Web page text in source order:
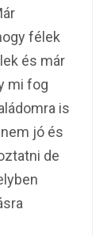
félek
és már
mi fog
is
jó és
de